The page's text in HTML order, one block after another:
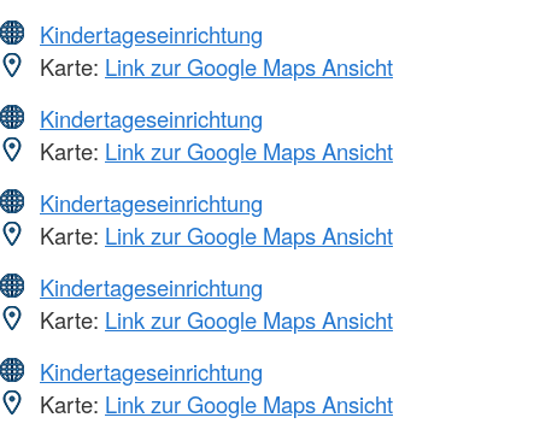
Kindertageseinrichtung
Karte: Link zur Google Maps Ansicht
Kindertageseinrichtung
Karte: Link zur Google Maps Ansicht
Kindertageseinrichtung
Karte: Link zur Google Maps Ansicht
Kindertageseinrichtung
Karte: Link zur Google Maps Ansicht
Kindertageseinrichtung
Karte: Link zur Google Maps Ansicht